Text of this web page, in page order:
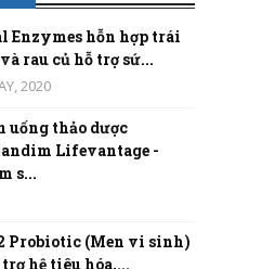
Enzymes hỗn hợp trái
rau củ hỗ trợ sứ...
2020
uống thảo dược
Lifevantage -
s...
Probiotic (Men vi sinh)
trợ hệ tiêu hóa,...